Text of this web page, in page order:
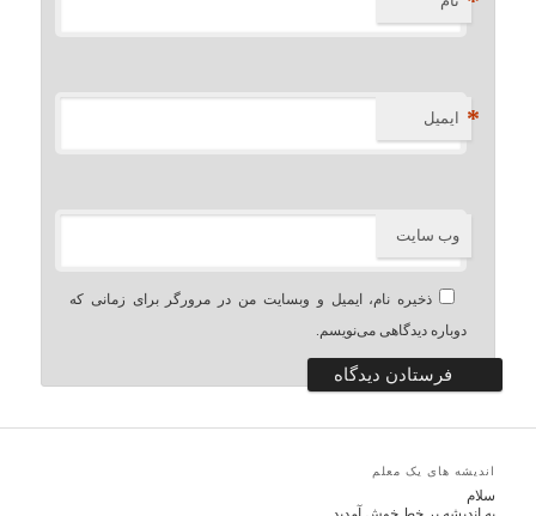
ایمیل *
وب‌ سایت
ذخیره نام، ایمیل و وبسایت من در مرورگر برای زمانی که
دوباره دیدگاهی می‌نویسم.
اندیشه های یک معلم
سلام